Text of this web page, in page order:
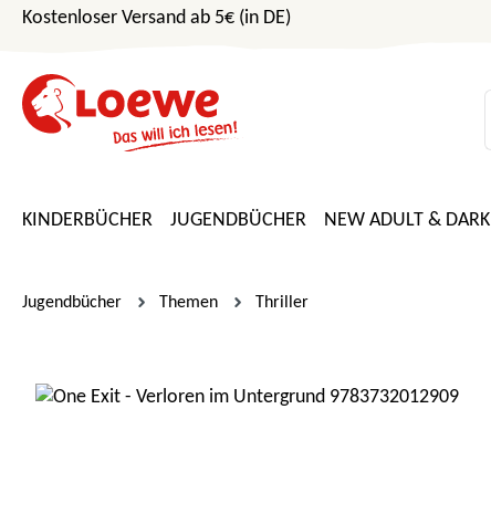
Hauptinhalt springen
Zur Suche springen
Zur Hauptnavigation springen
Kostenloser Versand ab 5€ (in DE)
KINDERBÜCHER JUGENDBÜCHER NEW ADULT & DARK
Jugendbücher Themen Thriller
Bildergalerie überspringen